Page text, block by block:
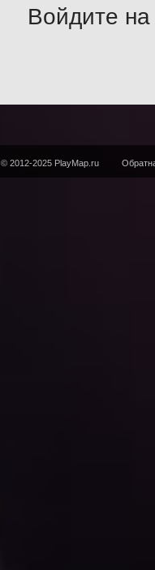
Войдите на
© 2012-2025 PlayMap.ru